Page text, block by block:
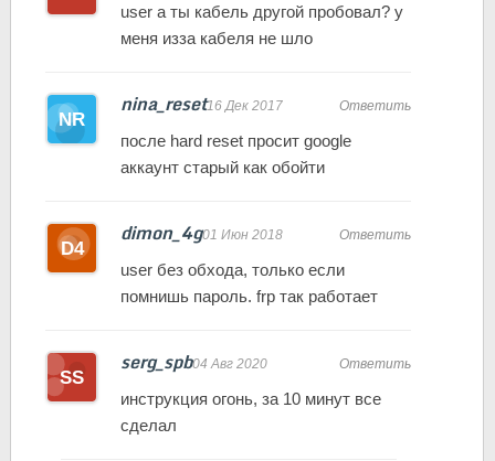
user а ты кабель другой пробовал? у
меня изза кабеля не шло
nina_reset16 Дек 2017 Ответить
после hard reset просит google
аккаунт старый как обойти
dimon_4g01 Июн 2018 Ответить
user без обхода, только если
помнишь пароль. frp так работает
serg_spb04 Авг 2020 Ответить
инструкция огонь, за 10 минут все
сделал